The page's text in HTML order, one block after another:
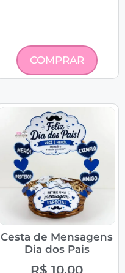
COMPRAR
Cesta de Mensagens
Dia dos Pais
R$ 10,00